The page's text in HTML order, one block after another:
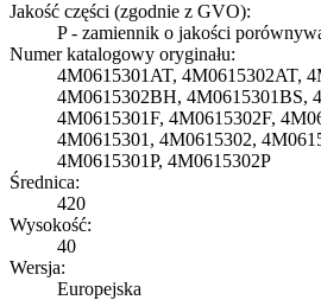
Jakość części (zgodnie z GVO):
P - zamiennik o jakości
Numer katalogowy oryginału:
4M0615301AT, 4M0615302AT,
4M0615302BH, 4M0615301BS,
4M0615301F, 4M0615302F,
4M0615301, 4M0615302,
4M0615301P, 4M0615302P
Średnica:
420
Wysokość:
40
Wersja:
Europejska